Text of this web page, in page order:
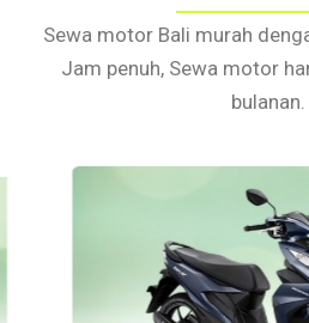
Sewa motor Bali murah
Jam penuh, Sewa motor
bulanan.